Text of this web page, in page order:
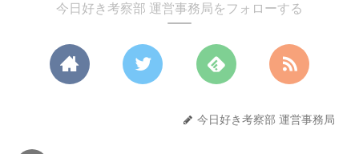
今日好き考察部 運営事務局をフォローする
今日好き考察部 運営事務局